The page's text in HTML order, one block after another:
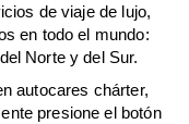
de viaje de lujo,
en todo el mundo:
Norte y del Sur.
autocares chárter,
presione el botón